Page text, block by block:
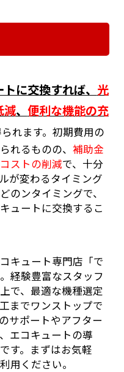
に交換すれば、 光
減、 便利な機能の充
れます。初期費用の
れるものの、 補助金
ストの削減で、十分
が変わるタイミング
のンタイミングで、
ュートに交換するこ
キュート専門店「で
経験豊富なスタッフ
で、最適な機種選定
までワンストップで
サポートやアフター
エコキュートの導
す。まずはお気軽
用ください。